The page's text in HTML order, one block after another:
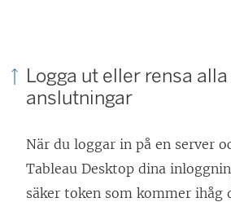
Logga ut eller rensa
anslutningar
När du loggar in på en server
Tableau Desktop dina
säker token som kommer ihåg